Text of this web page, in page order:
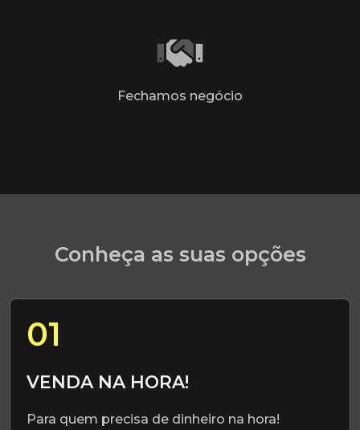
Fechamos negócio
Conheça as suas opções
01
VENDA NA HORA!
Para quem precisa de dinheiro na hora!